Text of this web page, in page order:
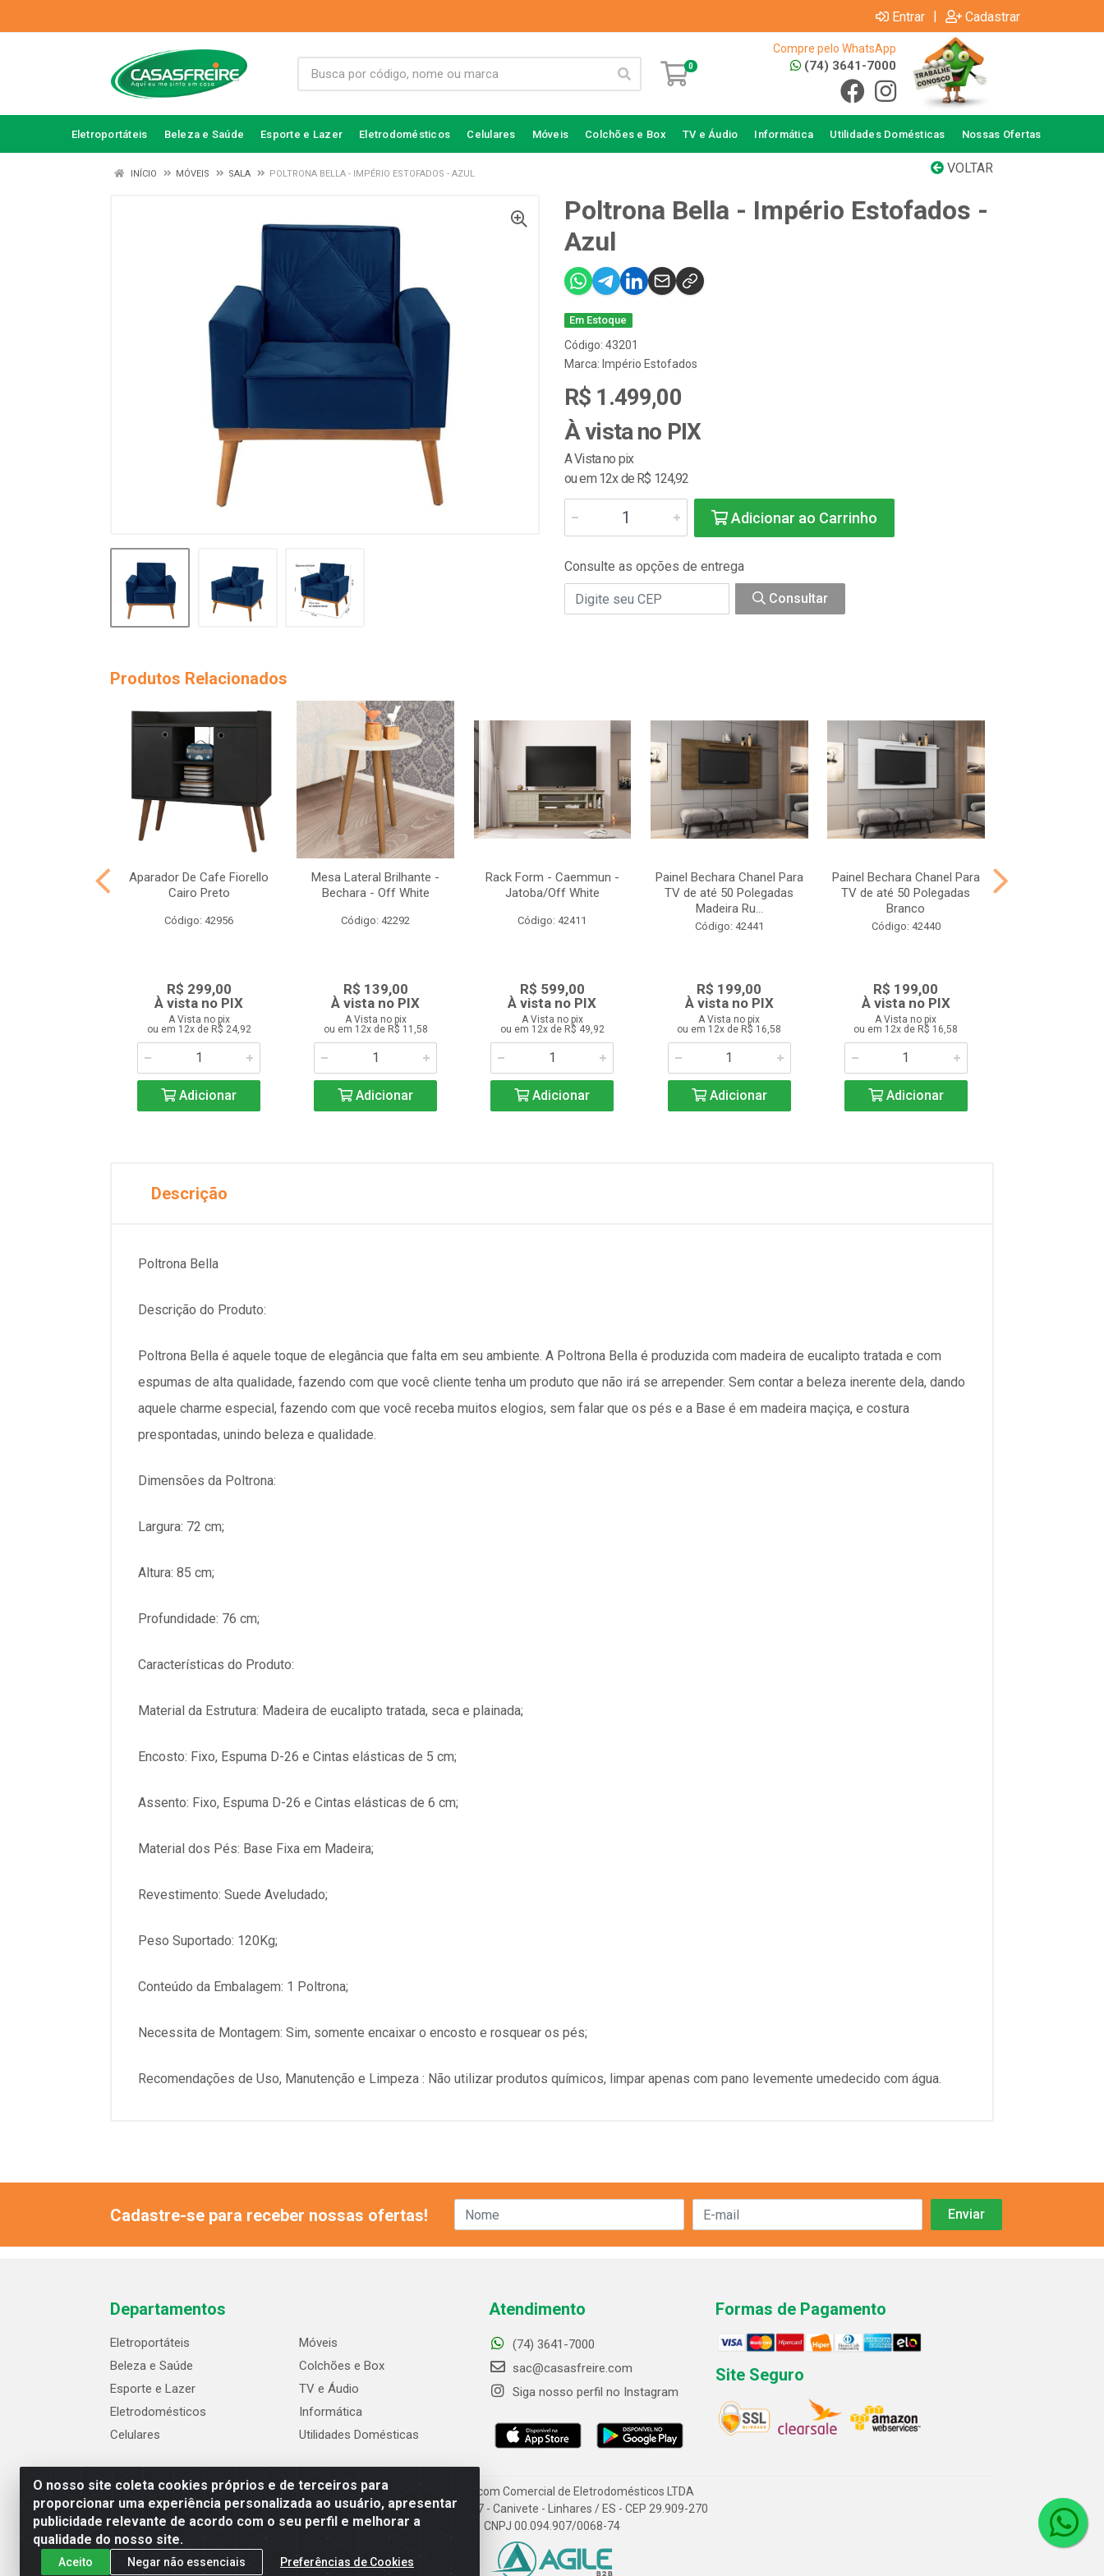
Entrar | Cadastrar
0
Compre pelo WhatsApp
(74) 3641-7000
Eletroportáteis Beleza e Saúde Esporte e Lazer Eletrodomésticos Celulares Móveis Colchões e Box TV e Áudio Informática Utilidades Domésticas Nossas Ofertas
VOLTAR
INÍCIO MÓVEIS SALA POLTRONA BELLA - IMPÉRIO ESTOFADOS - AZUL
Poltrona Bella - Império Estofados -
Azul
Em Estoque
Código: 43201
Marca: Império Estofados
R$ 1.499,00
À vista no PIX
A Vista no pix
ou em 12x de R$ 124,92
Adicionar ao Carrinho
Consulte as opções de entrega
Consultar
Produtos Relacionados
Aparador De Cafe Fiorello
Cairo Preto
Código: 42956
R$ 299,00
À vista no PIX
A Vista no pix
ou em 12x de R$ 24,92
Adicionar
Mesa Lateral Brilhante -
Bechara - Off White
Código: 42292
R$ 139,00
À vista no PIX
A Vista no pix
ou em 12x de R$ 11,58
Adicionar
Rack Form - Caemmun -
Jatoba/Off White
Código: 42411
R$ 599,00
À vista no PIX
A Vista no pix
ou em 12x de R$ 49,92
Adicionar
Painel Bechara Chanel Para
TV de até 50 Polegadas
Madeira Ru...
Código: 42441
R$ 199,00
À vista no PIX
A Vista no pix
ou em 12x de R$ 16,58
Adicionar
Painel Bechara Chanel Para
TV de até 50 Polegadas
Branco
Código: 42440
R$ 199,00
À vista no PIX
A Vista no pix
ou em 12x de R$ 16,58
Adicionar
Descrição
Poltrona Bella
Descrição do Produto:
Poltrona Bella é aquele toque de elegância que falta em seu ambiente. A Poltrona Bella é produzida com madeira de eucalipto tratada e com
espumas de alta qualidade, fazendo com que você cliente tenha um produto que não irá se arrepender. Sem contar a beleza inerente dela, dando
aquele charme especial, fazendo com que você receba muitos elogios, sem falar que os pés e a Base é em madeira maçiça, e costura
prespontadas, unindo beleza e qualidade.
Dimensões da Poltrona:
Largura: 72 cm;
Altura: 85 cm;
Profundidade: 76 cm;
Características do Produto:
Material da Estrutura: Madeira de eucalipto tratada, seca e plainada;
Encosto: Fixo, Espuma D-26 e Cintas elásticas de 5 cm;
Assento: Fixo, Espuma D-26 e Cintas elásticas de 6 cm;
Material dos Pés: Base Fixa em Madeira;
Revestimento: Suede Aveludado;
Peso Suportado: 120Kg;
Conteúdo da Embalagem: 1 Poltrona;
Necessita de Montagem: Sim, somente encaixar o encosto e rosquear os pés;
Recomendações de Uso, Manutenção e Limpeza : Não utilizar produtos químicos, limpar apenas com pano levemente umedecido com água.
O nosso site coleta cookies próprios e de terceiros para
proporcionar uma experiência personalizada ao usuário, apresentar
publicidade relevante de acordo com o seu perfil e melhorar a
qualidade do nosso site.
Aceito Negar não essenciais Preferências de Cookies
Cadastre-se para receber nossas ofertas!
Departamentos
Eletroportáteis
Beleza e Saúde
Esporte e Lazer
Eletrodomésticos
Celulares
Móveis
Colchões e Box
TV e Áudio
Informática
Utilidades Domésticas
Atendimento
(74) 3641-7000
sac@casasfreire.com
Siga nosso perfil no Instagram
Formas de Pagamento
Site Seguro
Casas Freire.com Comercial de Eletrodomésticos LTDA
Av. Londrina, 367 - Canivete - Linhares / ES - CEP 29.909-270
CNPJ 00.094.907/0068-74